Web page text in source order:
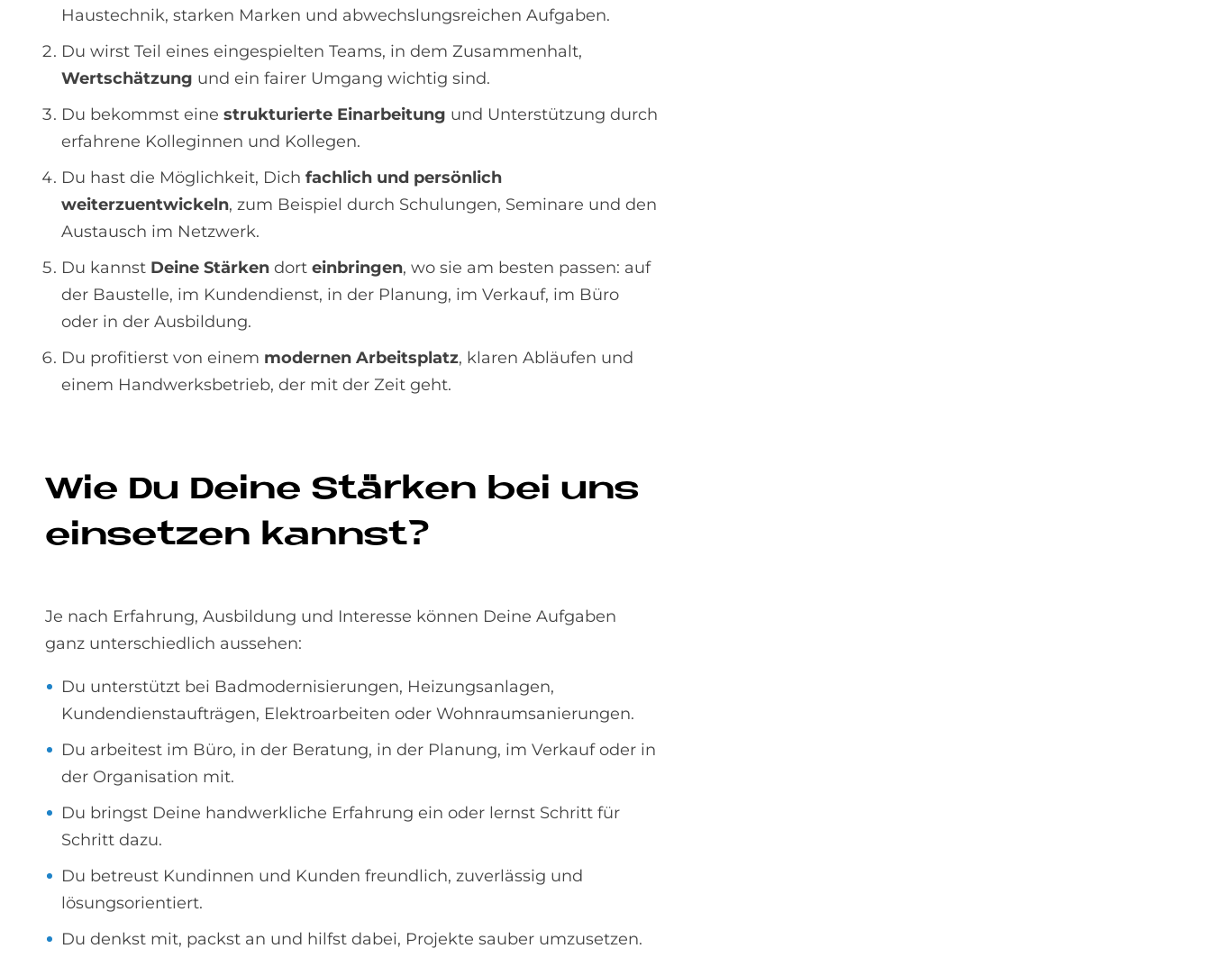
Haustechnik, starken Marken und abwechslungsreichen Aufgaben.
Du wirst Teil eines eingespielten Teams, in dem Zusammenhalt,
Wertschätzung und ein fairer Umgang wichtig sind.
Du bekommst eine strukturierte Einarbeitung und Unterstützung durch
erfahrene Kolleginnen und Kollegen.
Du hast die Möglichkeit, Dich fachlich und persönlich
weiterzuentwickeln, zum Beispiel durch Schulungen, Seminare und den
Austausch im Netzwerk.
Du kannst Deine Stärken dort einbringen, wo sie am besten passen: auf
der Baustelle, im Kundendienst, in der Planung, im Verkauf, im Büro
oder in der Ausbildung.
Du profitierst von einem modernen Arbeitsplatz, klaren Abläufen und
einem Handwerksbetrieb, der mit der Zeit geht.
Wie Du De­i­ne Stär­ken bei uns
ein­set­zen kannst?
Je nach Erfahrung, Ausbildung und Interesse können Deine Aufgaben
ganz unterschiedlich aussehen:
Du unterstützt bei Badmodernisierungen, Heizungsanlagen,
Kundendienstaufträgen, Elektroarbeiten oder Wohnraumsanierungen.
Du arbeitest im Büro, in der Beratung, in der Planung, im Verkauf oder in
der Organisation mit.
Du bringst Deine handwerkliche Erfahrung ein oder lernst Schritt für
Schritt dazu.
Du betreust Kundinnen und Kunden freundlich, zuverlässig und
lösungsorientiert.
Du denkst mit, packst an und hilfst dabei, Projekte sauber umzusetzen.